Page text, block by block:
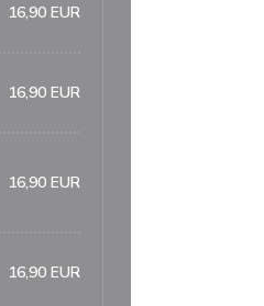
16,90 EUR
16,90 EUR
16,90 EUR
16,90 EUR